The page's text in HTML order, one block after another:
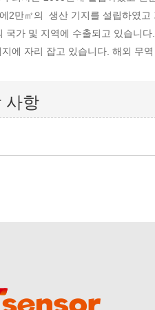
2만㎡의 생산 기지를 설립하였
국가 및 지역에 수출되고 있습니
에 자리 잡고 있습니다. 해외 무
사항